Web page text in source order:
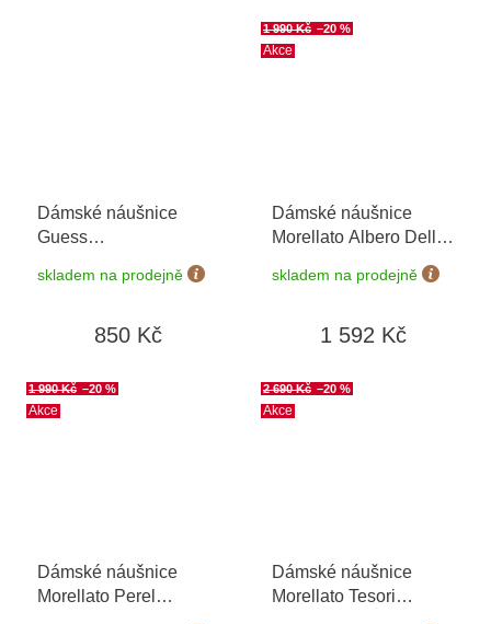
Dámské náušnice
Guess
JUBE06180JWRHT/U
skladem na prodejně
850 Kč
Akce
1 990 Kč –20 %
Dámské náušnice
Morellato Albero Della
skladem na prodejně
1 592 Kč
Akce
1 990 Kč –20 %
Dámské náušnice
Morellato Perel
Akce
2 690 Kč –20 %
Dámské náušnice
Morellato Tesori